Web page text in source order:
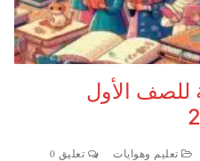
للصف الأول
تعليم وهوايات تعليق 0